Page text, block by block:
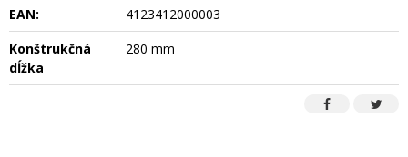
EAN:
4123412000003
Konštrukčná
dĺžka
280 mm